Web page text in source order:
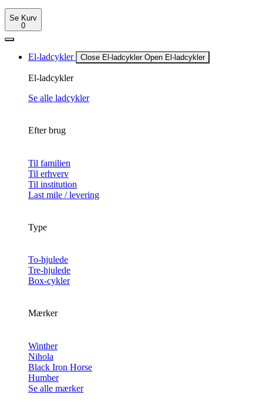
Se Kurv
0
El-ladcykler Close El-ladcykler Open El-ladcykler
El-ladcykler
Se alle ladcykler
Efter brug
Til familien
Til erhverv
Til institution
Last mile / levering
Type
To-hjulede
Tre-hjulede
Box-cykler
Mærker
Winther
Nihola
Black Iron Horse
Humber
Se alle mærker